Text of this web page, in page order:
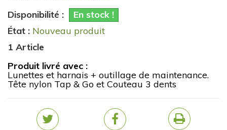
Disponibilité :
En stock !
État : Nouveau produit
1 Article
Produit livré avec :
Lunettes et harnais + outillage de maintenance.
Tête nylon Tap & Go et Couteau 3 dents